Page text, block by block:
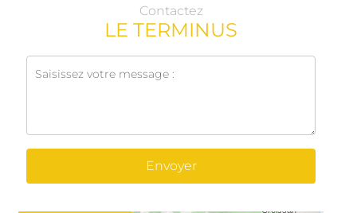
Contactez
LE TERMINUS
Envoyer